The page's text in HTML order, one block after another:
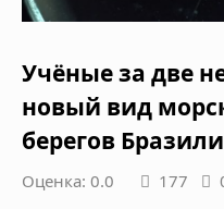
Учёные за две
новый вид
берегов
Оценка: 0.0 177